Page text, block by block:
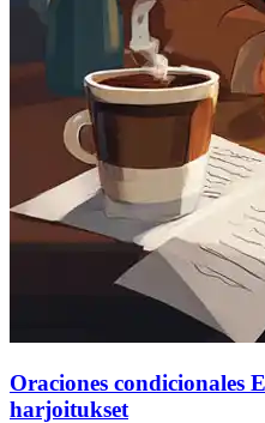
Oraciones condicionales
harjoitukset